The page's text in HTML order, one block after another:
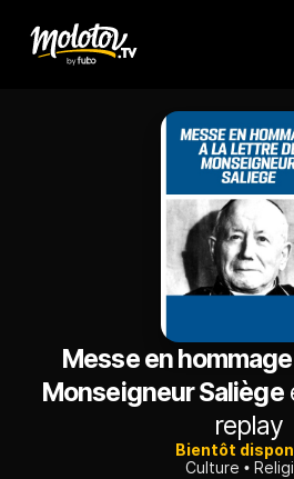
Messe en
Monseigneur Saliège
replay
Bientôt
Culture